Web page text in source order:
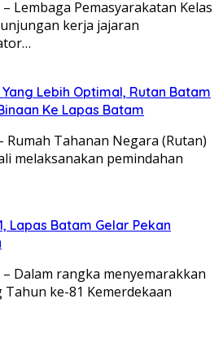
Lembaga Pemasyarakatan Kelas
kerja jajaran
Lebih Optimal, Rutan Batam
Ke Lapas Batam
Rumah Tahanan Negara (Rutan)
melaksanakan pemindahan
Lapas Batam Gelar Pekan
Dalam rangka menyemarakkan
ke-81 Kemerdekaan